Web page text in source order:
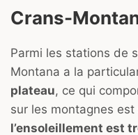
Crans-
Parmi les stations de
Montana a la
plateau, ce qui
sur les montagnes
l’ensoleillement est